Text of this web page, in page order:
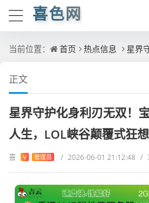
喜色网
当前位置： 首页 热点信息 星界守护化身
正文
星界守护化身利刃无双！
人生，LOL峡谷颠覆式狂
喜 V 管理员 / 2026-06-01 21:12:48 /